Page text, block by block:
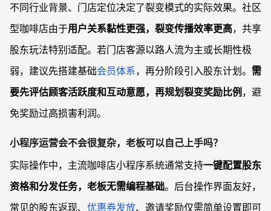
不同行业背景、门店定位决定了裂变模式的实际效果。社区
型咖啡店由于用户关系黏性更强，裂变传播效率更高，共享
股东玩法特别适配。若门店客源以路人流为主或长期性极
弱，建议先搭建基础会员体系，再分阶段引入股东计划。 需
要先评估顾客活跃度和互动意愿，再规划裂变奖励比例 ，避
免奖励过高损害利润。
小程序运营会不会很复杂，老板可以自己上手吗？
实际操作中，主流咖啡店小程序系统通常支持一键配置股东
资格和分发任务，老板无需编程基础。后台操作界面友好，
常见的股东返现、 优惠券发放、邀请奖励仅需简单设置即可